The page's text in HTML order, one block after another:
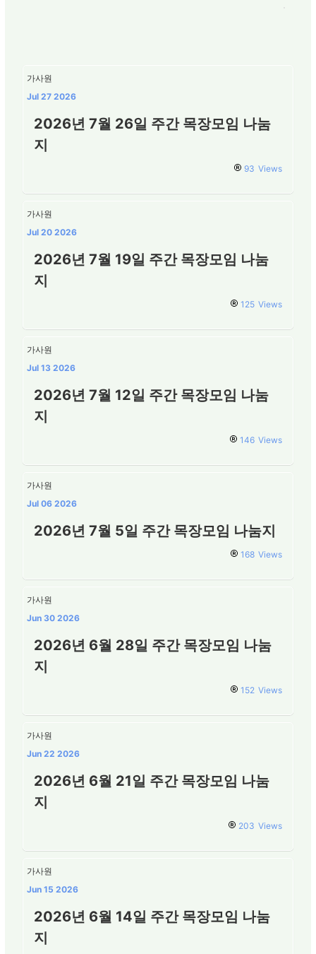
가사원
Jul 27 2026
2026년 7월 26일 주간 목장모임 나눔
지
93 Views
가사원
Jul 20 2026
2026년 7월 19일 주간 목장모임 나눔
지
125 Views
가사원
Jul 13 2026
2026년 7월 12일 주간 목장모임 나눔
지
146 Views
가사원
Jul 06 2026
2026년 7월 5일 주간 목장모임 나눔지
168 Views
가사원
Jun 30 2026
2026년 6월 28일 주간 목장모임 나눔
지
152 Views
가사원
Jun 22 2026
2026년 6월 21일 주간 목장모임 나눔
지
203 Views
가사원
Jun 15 2026
2026년 6월 14일 주간 목장모임 나눔
지